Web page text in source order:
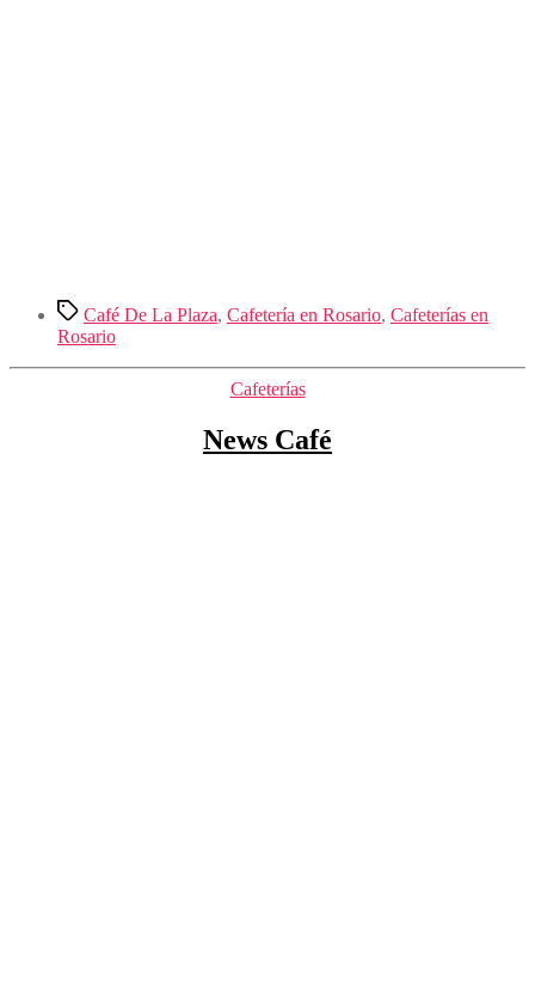
Etiquetas
Café De La Plaza, Cafetería en Rosario, Cafeterías en
Rosario
Categorías
Cafeterías
News Café